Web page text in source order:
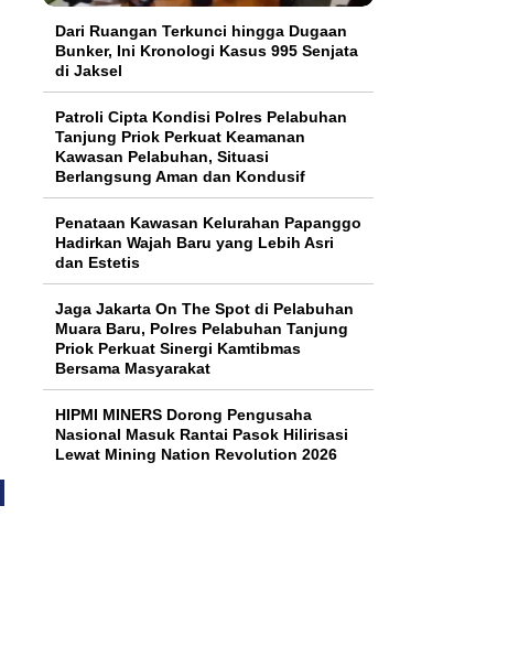
Dari Ruangan Terkunci hingga Dugaan
Bunker, Ini Kronologi Kasus 995 Senjata
di Jaksel
Patroli Cipta Kondisi Polres Pelabuhan
Tanjung Priok Perkuat Keamanan
Kawasan Pelabuhan, Situasi
Berlangsung Aman dan Kondusif
Penataan Kawasan Kelurahan Papanggo
Hadirkan Wajah Baru yang Lebih Asri
dan Estetis
Jaga Jakarta On The Spot di Pelabuhan
Muara Baru, Polres Pelabuhan Tanjung
Priok Perkuat Sinergi Kamtibmas
Bersama Masyarakat
HIPMI MINERS Dorong Pengusaha
Nasional Masuk Rantai Pasok Hilirisasi
Lewat Mining Nation Revolution 2026